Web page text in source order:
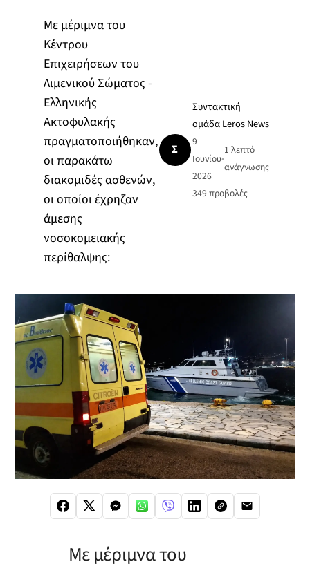
Με μέριμνα του
Κέντρου
Επιχειρήσεων του
Λιμενικού Σώματος -
Ελληνικής
Ακτοφυλακής
πραγματοποιήθηκαν,
οι παρακάτω
διακομιδές ασθενών,
οι οποίοι έχρηζαν
άμεσης
νοσοκομειακής
περίθαλψης:
Σ
Συντακτική
ομάδα Leros News
9
Ιουνίου
2026
•
1 λεπτό
ανάγνωσης
349 προβολές
Με μέριμνα του